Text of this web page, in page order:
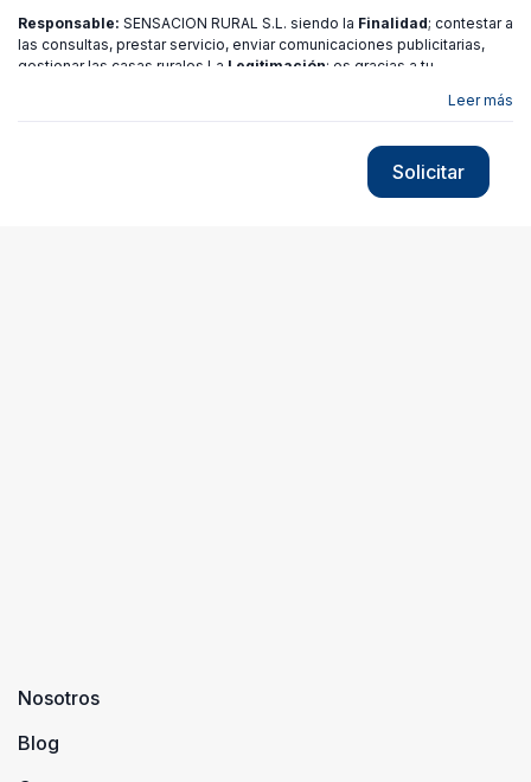
Responsable: SENSACION RURAL S.L. siendo la Finalidad; contestar a
las consultas, prestar servicio, enviar comunicaciones publicitarias,
gestionar las casas rurales La Legitimación; es gracias a tu
de Acceso,
política de privacidad
Leer más
Solicitar
Nosotros
Blog